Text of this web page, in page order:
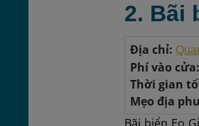
2. Bãi
Địa chỉ:
Phí vào cửa:
Thời gian
Mẹo địa